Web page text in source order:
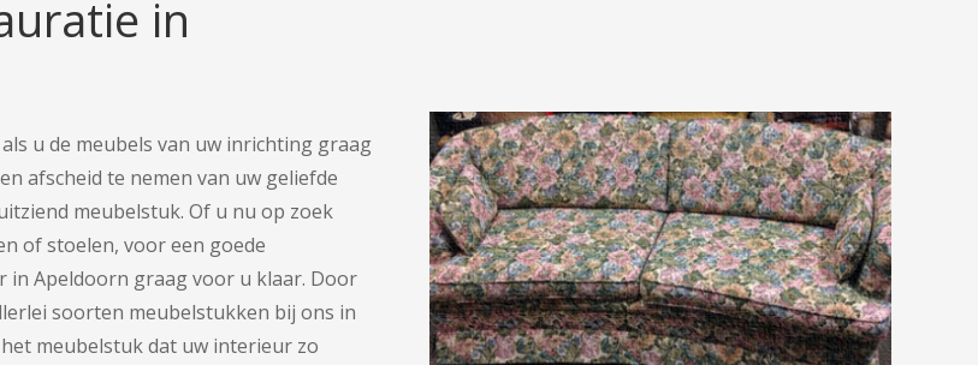
in
u de meubels van uw inrichting graag
afscheid te nemen van uw geliefde
meubelstuk. Of u nu op zoek
of stoelen, voor een goede
in Apeldoorn graag voor u klaar. Door
soorten meubelstukken bij ons in
meubelstuk dat uw interieur zo